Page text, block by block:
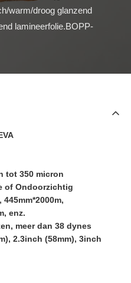
warm/droog glanzend
lamineerfolie.BOPP-
tot 350 micron
of Ondoorzichtig
445mm*2000m,
enz.
meer dan 38 dynes
2.3inch (58mm), 3inch